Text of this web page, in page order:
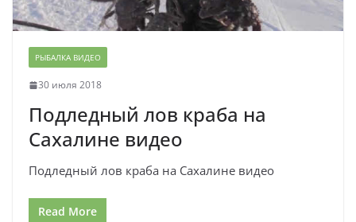
РЫБАЛКА ВИДЕО
30 июля 2018
Подледный лов краба на
Сахалине видео
Подледный лов краба на Сахалине видео
Read More